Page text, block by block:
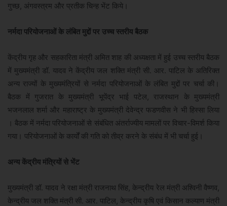
गुच्छ, अंगवस्त्रम और प्रतीक चिन्ह भेंट किये।
नर्मदा परियोजनाओं के लंबित मुद्दों पर उच्च स्तरीय बैठक
केंद्रीय गृह और सहकारिता मंत्री अमित शाह की अध्यक्षता में हुई उच्च स्तरीय बैठक
में मुख्यमंत्री डॉ. यादव ने केंद्रीय जल शक्ति मंत्री सी. आर. पाटिल के अतिरिक्त
अन्य राज्यों के मुख्यमंत्रियों से नर्मदा परियोजनाओं के लंबित मुद्दों पर चर्चा की।
बैठक में गुजरात के मुख्यमंत्री भूपेंद्र भाई पटेल, राजस्थान के मुख्यमंत्री
भजनलाल शर्मा और महाराष्ट्र के मुख्यमंत्री देवेन्द्र फडणवीस ने भी हिस्सा लिया
। बैठक में नर्मदा परियोजनाओं से संबंधित अंतर्राज्यीय मामलों पर विचार-विमर्श किया
गया। परियोजनाओं के कार्यों की गति को तीव्र करने के संबंध में भी चर्चा हुई।
अन्य केंद्रीय मंत्रियों से भेंट
मुख्यमंत्री डॉ. यादव ने रक्षा मंत्री राजनाथ सिंह, केन्द्रीय रेल मंत्री अश्विनी वैष्णव,
केन्द्रीय जल शक्ति मंत्री सी. आर. पाटिल, केन्द्रीय कृषि एवं किसान कल्याण मंत्री